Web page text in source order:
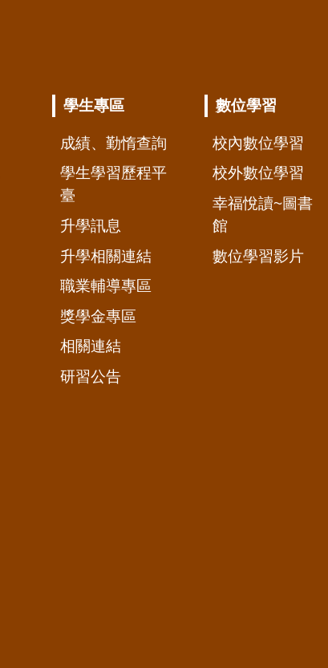
學生專區
成績、勤惰查詢
學生學習歷程平
臺
升學訊息
升學相關連結
職業輔導專區
獎學金專區
相關連結
研習公告
數位學習
校內數位學習
校外數位學習
幸福悅讀~圖書
館
數位學習影片